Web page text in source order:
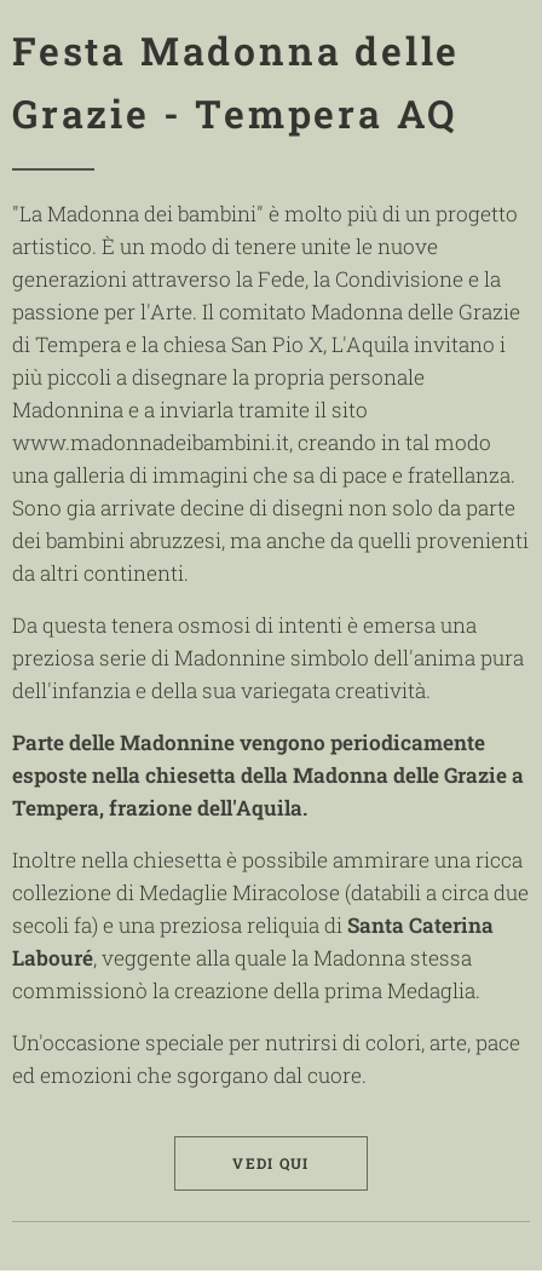
Festa Madonna delle
Grazie - Tempera AQ
"La Madonna dei bambini" è molto più di un progetto
artistico. È un modo di tenere unite le nuove
generazioni attraverso la Fede, la Condivisione e la
passione per l'Arte. Il comitato Madonna delle Grazie
di Tempera e la chiesa San Pio X, L'Aquila invitano i
più piccoli a disegnare la propria personale
Madonnina e a inviarla tramite il sito
www.madonnadeibambini.it, creando in tal modo
una galleria di immagini che sa di pace e fratellanza.
Sono gia arrivate decine di disegni non solo da parte
dei bambini abruzzesi, ma anche da quelli provenienti
da altri continenti.
Da questa tenera osmosi di intenti è emersa una
preziosa serie di Madonnine simbolo dell'anima pura
dell'infanzia e della sua variegata creatività.
Parte delle Madonnine vengono periodicamente
esposte nella chiesetta della Madonna delle Grazie a
Tempera, frazione dell'Aquila.
Inoltre nella chiesetta è possibile ammirare una ricca
collezione di Medaglie Miracolose (databili a circa due
secoli fa) e una preziosa reliquia diSanta Caterina
Labouré, veggente alla quale la Madonna stessa
commissionò la creazione della prima Medaglia.
Un'occasione speciale per nutrirsi di colori, arte, pace
ed emozioni che sgorgano dal cuore.
VEDI QUI